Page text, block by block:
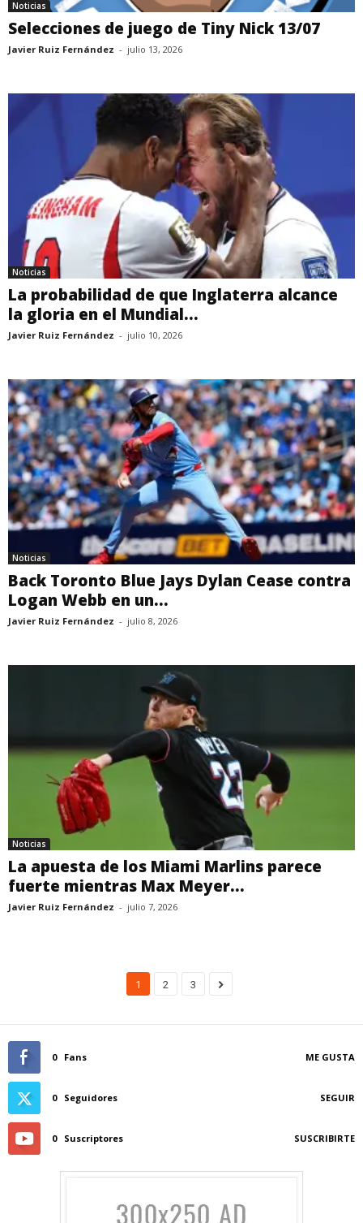
Noticias
Selecciones de juego de Tiny Nick 13/07
Javier Ruiz Fernández - julio 13, 2026
Noticias
La probabilidad de que Inglaterra alcance
la gloria en el Mundial...
Javier Ruiz Fernández - julio 10, 2026
Noticias
Back Toronto Blue Jays Dylan Cease contra
Logan Webb en un...
Javier Ruiz Fernández - julio 8, 2026
Noticias
La apuesta de los Miami Marlins parece
fuerte mientras Max Meyer...
Javier Ruiz Fernández - julio 7, 2026
1 2 3
0 Fans ME GUSTA
0 Seguidores SEGUIR
0 Suscriptores SUSCRIBIRTE